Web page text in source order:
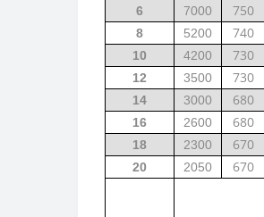
6 7000 750
8 5200 740
10 4200 730
12 3500 730
14 3000 680
16 2600 680
18 2300 670
20 2050 670